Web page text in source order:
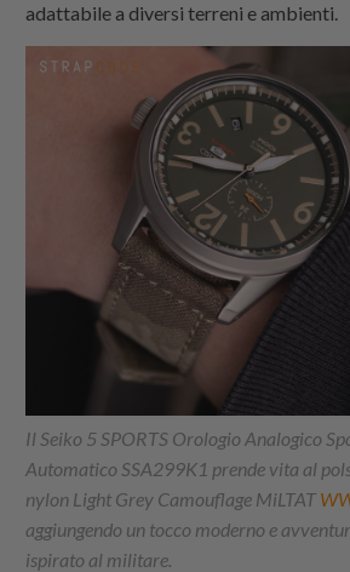
adattabile a diversi terreni e ambienti.
Il Seiko 5 SPORTS Orologio Analogico
Automatico SSA299K1 prende vita al
nylon Light Grey Camouflage MiLTAT
aggiungendo un tocco moderno e
ispirato al militare.